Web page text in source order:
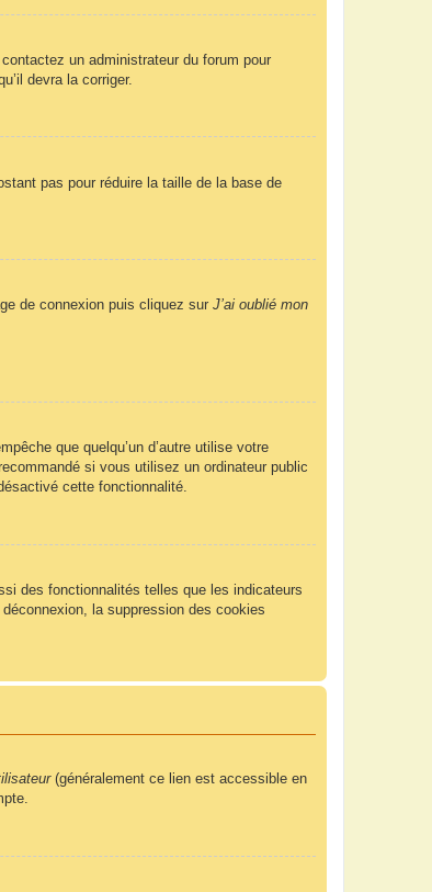
un administrateur du forum pour
devra la corriger.
pas pour réduire la taille de la base de
de connexion puis cliquez sur J’ai oublié mon
que quelqu’un d’autre utilise votre
si vous utilisez un ordinateur public
cette fonctionnalité.
des fonctionnalités telles que les indicateurs
la suppression des cookies
(généralement ce lien est accessible en